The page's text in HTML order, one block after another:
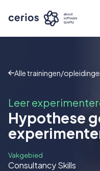
Alle trainingen/
Leer
Hypothese
Vakgebied
Consultancy Skills